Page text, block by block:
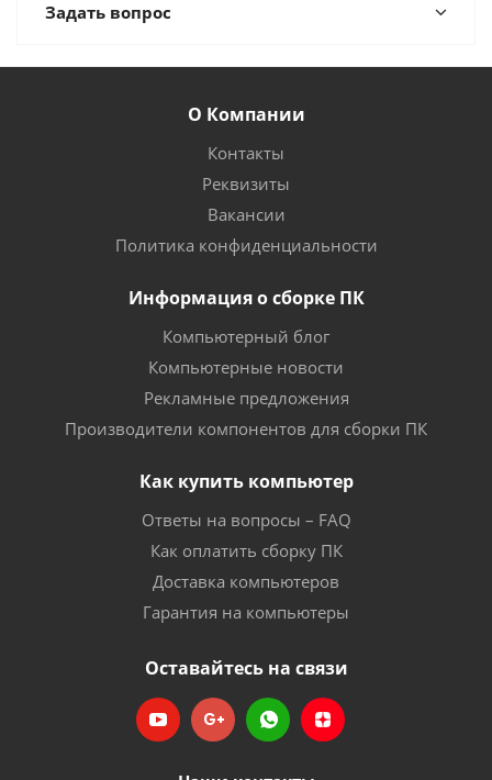
Задать вопрос
О Компании
Контакты
Реквизиты
Вакансии
Политика конфиденциальности
Информация о сборке ПК
Компьютерный блог
Компьютерные новости
Рекламные предложения
Производители компонентов для сборки ПК
Как купить компьютер
Ответы на вопросы – FAQ
Как оплатить сборку ПК
Доставка компьютеров
Гарантия на компьютеры
Оставайтесь на связи